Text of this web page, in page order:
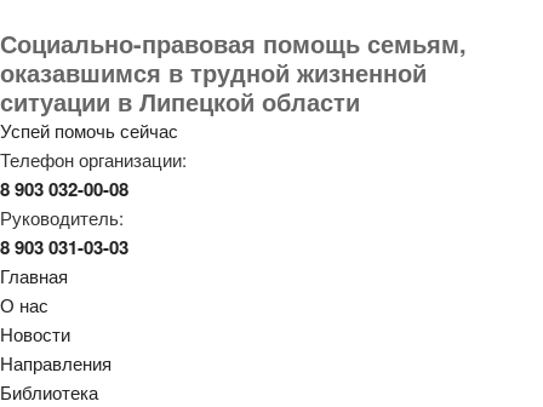
Социально-правовая помощь семьям,
оказавшимся в трудной жизненной
ситуации в Липецкой области
Успей помочь сейчас
Телефон организации:
8 903 032-00-08
Руководитель:
8 903 031-03-03
Главная
О нас
Новости
Направления
Библиотека